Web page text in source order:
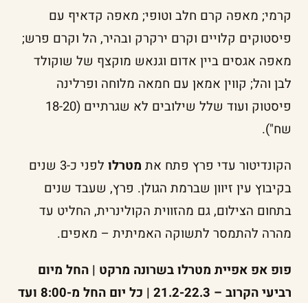
קרמי; מאפה קרם חלב וטופי; מאפה קדאיף עם
פיסטוקים קלויים וקרם ירקרק ובהיר, הל וקרם פרש;
מאפה אגסים ביין אדום וגנאש מוקצף של שוקולד
לבן והל; קווין אמאן עם חמאה מלוחה ופרלינה
פיסטוק ועוד שלל שילובים לא שגרתיים (18-20
שח").
הקונדיטור עדי פרץ פתח את מטרלו
לפני כ-3 שנים
בקיבוץ עין זיוון שברמת הגולן. פרץ, שעבד שנים
בתחום הצילום, גם מהזווית הקולינרית, החליט עד
מהרה להתמסר לתשוקה האמיתית – מאפים.
פופ אפ אפיית מטרלו בשרונה מרקט | החל מיום
רביעי הקרוב – 21.2-22.3 | כל יום החל מ-8:00 ועד